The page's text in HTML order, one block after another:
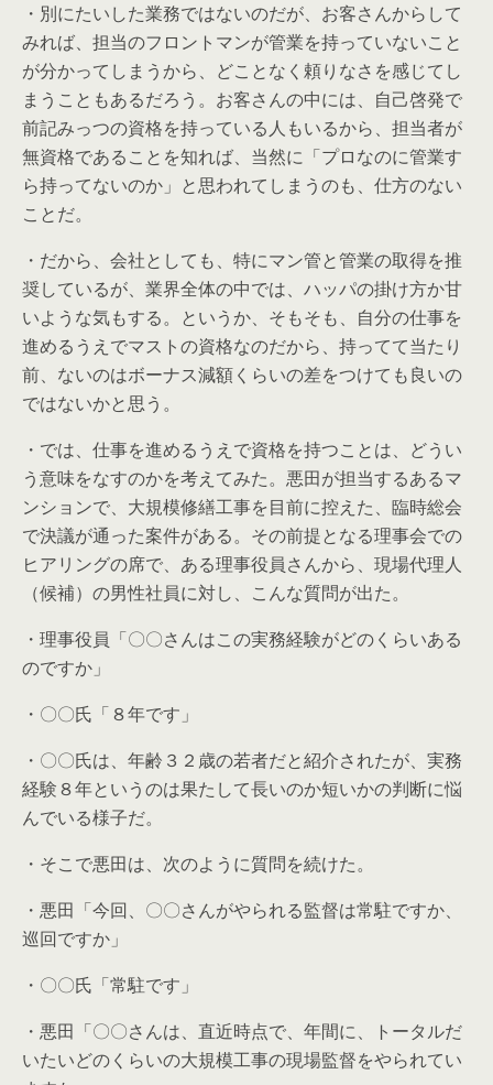
・別にたいした業務ではないのだが、お客さんからして
みれば、担当のフロントマンが管業を持っていないこと
が分かってしまうから、どことなく頼りなさを感じてし
まうこともあるだろう。お客さんの中には、自己啓発で
前記みっつの資格を持っている人もいるから、担当者が
無資格であることを知れば、当然に「プロなのに管業す
ら持ってないのか」と思われてしまうのも、仕方のない
ことだ。
・だから、会社としても、特にマン管と管業の取得を推
奨しているが、業界全体の中では、ハッパの掛け方か甘
いような気もする。というか、そもそも、自分の仕事を
進めるうえでマストの資格なのだから、持ってて当たり
前、ないのはボーナス減額くらいの差をつけても良いの
ではないかと思う。
・では、仕事を進めるうえで資格を持つことは、どうい
う意味をなすのかを考えてみた。悪田が担当するあるマ
ンションで、大規模修繕工事を目前に控えた、臨時総会
で決議が通った案件がある。その前提となる理事会での
ヒアリングの席で、ある理事役員さんから、現場代理人
（候補）の男性社員に対し、こんな質問が出た。
・理事役員「〇〇さんはこの実務経験がどのくらいある
のですか」
・〇〇氏「８年です」
・〇〇氏は、年齢３２歳の若者だと紹介されたが、実務
経験８年というのは果たして長いのか短いかの判断に悩
んでいる様子だ。
・そこで悪田は、次のように質問を続けた。
・悪田「今回、〇〇さんがやられる監督は常駐ですか、
巡回ですか」
・〇〇氏「常駐です」
・悪田「〇〇さんは、直近時点で、年間に、トータルだ
いたいどのくらいの大規模工事の現場監督をやられてい